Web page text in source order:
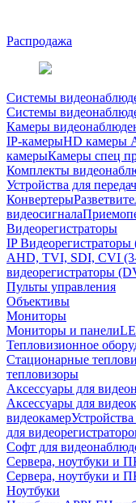
Распродажа
Системы
Системы
Камеры
IP-камерыHD камеры
камерыКамеры спец
Комплекты
Устройства для
Конвертеры
видеосигнала
Видеорегистраторы
IP
AHD, TVI, SDI, CVI
видеорегистраторы
Пульты управления
Объективы
Мониторы
Мониторы и панели
Тепловизионное
Стационарные
тепловизоры
Аксессуары для
Аксессуары для
видеокамер
для
Софт для
Сервера, ноутбуки и
Сервера, ноутбуки и
Ноутбуки